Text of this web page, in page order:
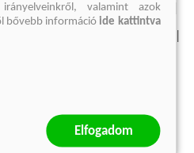
Elállási felmondási nyilatkozat
valamint azok
bővebb információide kattintva
Elfogadom